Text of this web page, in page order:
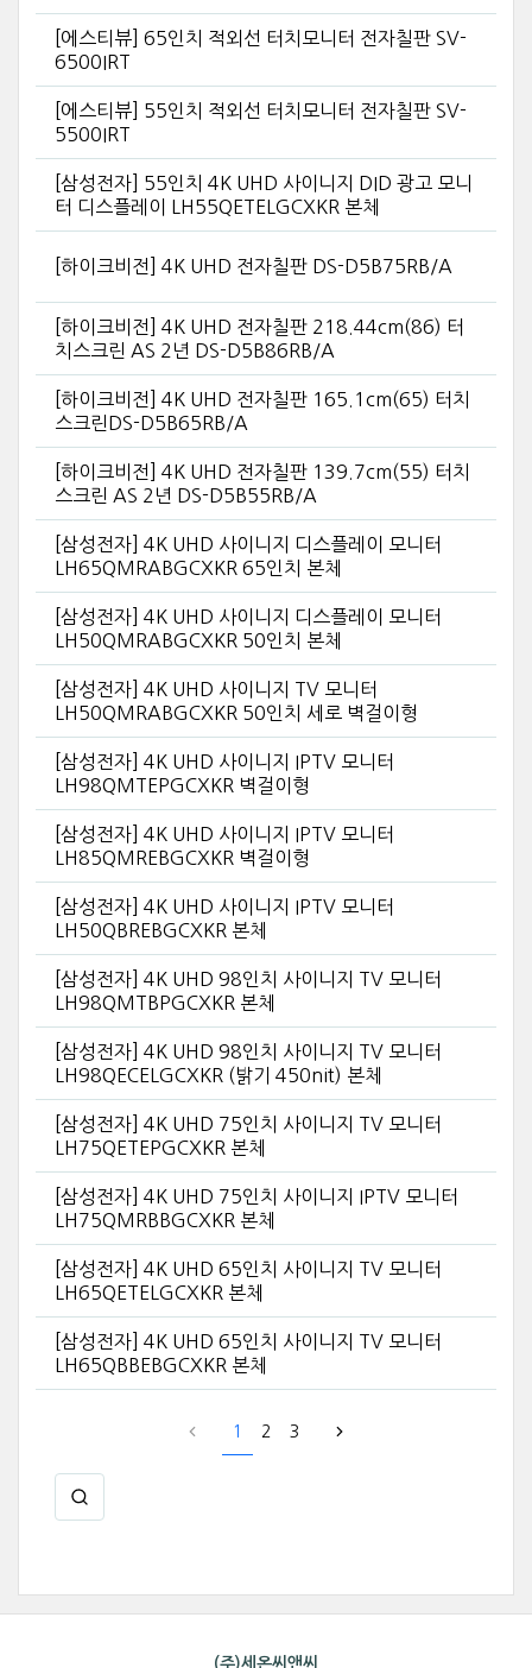
[에스티뷰] 65인치 적외선 터치모니터 전자칠판 SV-
6500IRT
[에스티뷰] 55인치 적외선 터치모니터 전자칠판 SV-
5500IRT
[삼성전자] 55인치 4K UHD 사이니지 DID 광고 모니
터 디스플레이 LH55QETELGCXKR 본체
[하이크비전] 4K UHD 전자칠판 DS-D5B75RB/A
[하이크비전] 4K UHD 전자칠판 218.44cm(86) 터
치스크린 AS 2년 DS-D5B86RB/A
[하이크비전] 4K UHD 전자칠판 165.1cm(65) 터치
스크린DS-D5B65RB/A
[하이크비전] 4K UHD 전자칠판 139.7cm(55) 터치
스크린 AS 2년 DS-D5B55RB/A
[삼성전자] 4K UHD 사이니지 디스플레이 모니터
LH65QMRABGCXKR 65인치 본체
[삼성전자] 4K UHD 사이니지 디스플레이 모니터
LH50QMRABGCXKR 50인치 본체
[삼성전자] 4K UHD 사이니지 TV 모니터
LH50QMRABGCXKR 50인치 세로 벽걸이형
[삼성전자] 4K UHD 사이니지 IPTV 모니터
LH98QMTEPGCXKR 벽걸이형
[삼성전자] 4K UHD 사이니지 IPTV 모니터
LH85QMREBGCXKR 벽걸이형
[삼성전자] 4K UHD 사이니지 IPTV 모니터
LH50QBREBGCXKR 본체
[삼성전자] 4K UHD 98인치 사이니지 TV 모니터
LH98QMTBPGCXKR 본체
[삼성전자] 4K UHD 98인치 사이니지 TV 모니터
LH98QECELGCXKR (밝기 450nit) 본체
[삼성전자] 4K UHD 75인치 사이니지 TV 모니터
LH75QETEPGCXKR 본체
[삼성전자] 4K UHD 75인치 사이니지 IPTV 모니터
LH75QMRBBGCXKR 본체
[삼성전자] 4K UHD 65인치 사이니지 TV 모니터
LH65QETELGCXKR 본체
[삼성전자] 4K UHD 65인치 사이니지 TV 모니터
LH65QBBEBGCXKR 본체
1 2 3
(주)세온씨앤씨